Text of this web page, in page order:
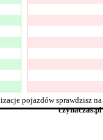
pojazdów sprawdzisz na
czynaczas.pl